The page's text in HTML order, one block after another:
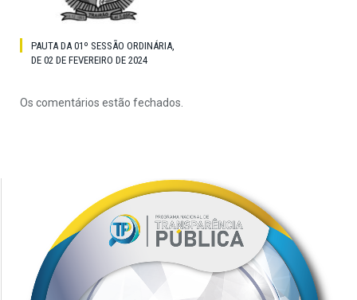
PAUTA DA 01º SESSÃO ORDINÁRIA,
DE 02 DE FEVEREIRO DE 2024
Os comentários estão fechados.